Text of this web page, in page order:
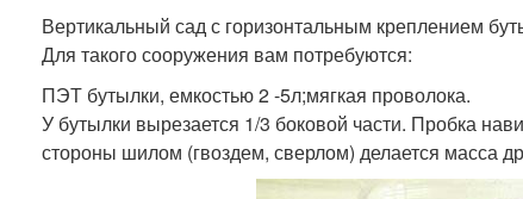
Вертикальный сад с горизонтальным креплением
Для такого сооружения вам потребуются:
ПЭТ бутылки, емкостью 2 -5л;мягкая проволока.
У бутылки вырезается 1/3 боковой части. Пробка
стороны шилом (гвоздем, сверлом) делается масса